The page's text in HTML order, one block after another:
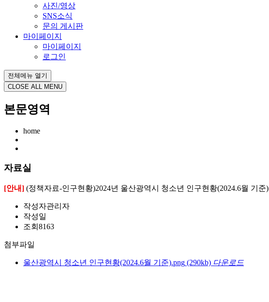
사진/영상
SNS소식
문의 게시판
마이페이지
마이페이지
로그인
전체메뉴 열기
CLOSE ALL MENU
본문영역
home
자료실
[안내] (정책자료-인구현황)2024년 울산광역시 청소년 인구현황(2024.6월 기준)
작성자관리자
작성일
조회 8163
첨부파일
울산광역시 청소년 인구현황(2024.6월 기준).png (290kb) 다운로드